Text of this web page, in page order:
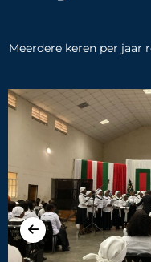
Meerdere keren per jaar